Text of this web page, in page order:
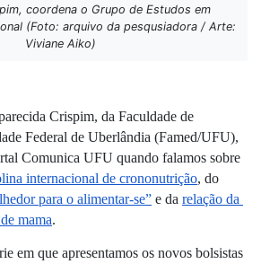
coordena o Grupo de Estudos em
(Foto: arquivo da pesqusiadora / Arte:
Viviane Aiko)
Crispim, da Faculdade de
Federal de Uberlândia (Famed/UFU),
Comunica UFU quando falamos sobre
internacional de crononutrição
para o alimentar-se” e da relação da
mama.
em que apresentamos os novos bolsistas